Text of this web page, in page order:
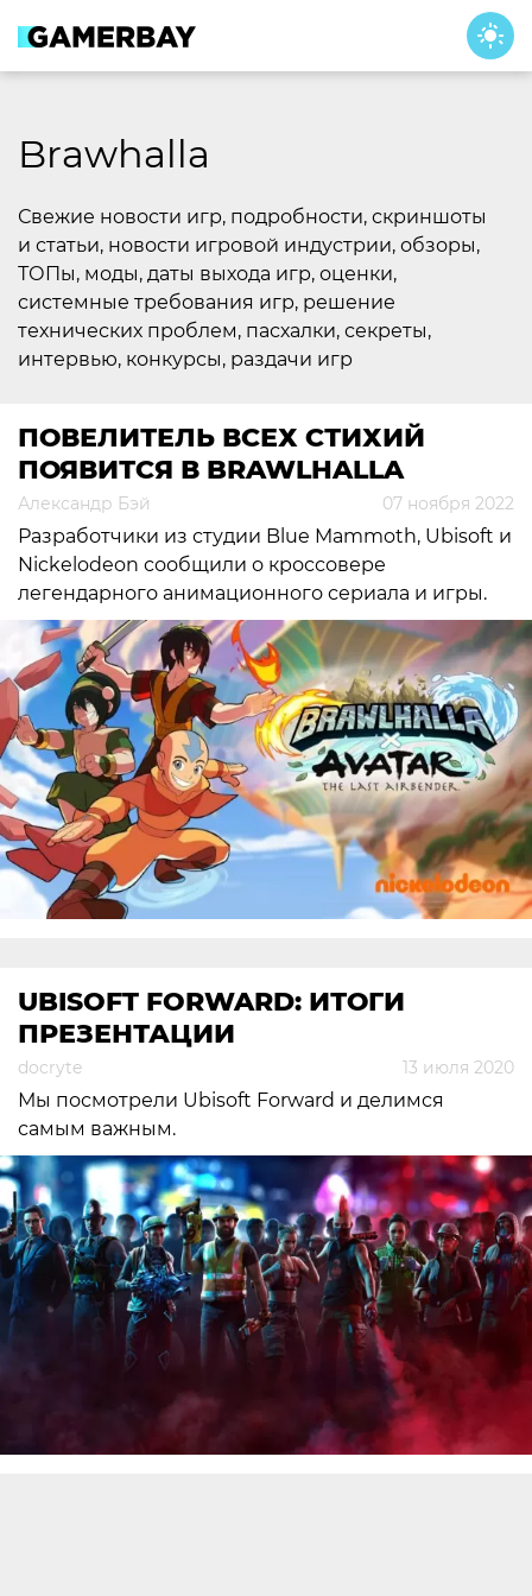
content
Brawhalla
Свежие новости игр, подробности, скриншоты
и статьи, новости игровой индустрии, обзоры,
ТОПы, моды, даты выхода игр, оценки,
системные требования игр, решение
технических проблем, пасхалки, секреты,
интервью, конкурсы, раздачи игр
ПОВЕЛИТЕЛЬ ВСЕХ СТИХИЙ
ПОЯВИТСЯ В BRAWLHALLA
Александр Бэй 07 ноября 2022
Разработчики из студии Blue Mammoth, Ubisoft и
Nickelodeon сообщили о кроссовере
легендарного анимационного сериала и игры.
UBISOFT FORWARD: ИТОГИ
ПРЕЗЕНТАЦИИ
docryte 13 июля 2020
Мы посмотрели Ubisoft Forward и делимся
самым важным.